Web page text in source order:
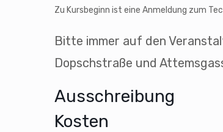
Zu Kursbeginn ist eine Anmeldung zum
Bitte immer auf den
Dopschstraße und
Ausschreibung
Kosten